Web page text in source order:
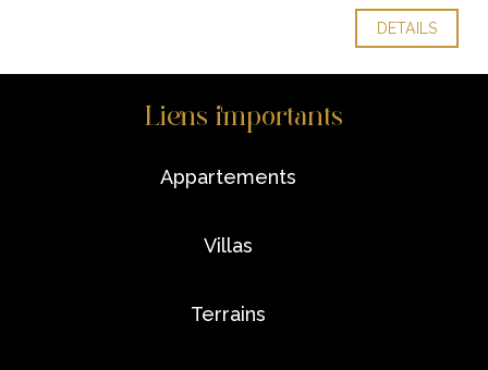
DETAILS
Liens importants
appartements
villas
terrains